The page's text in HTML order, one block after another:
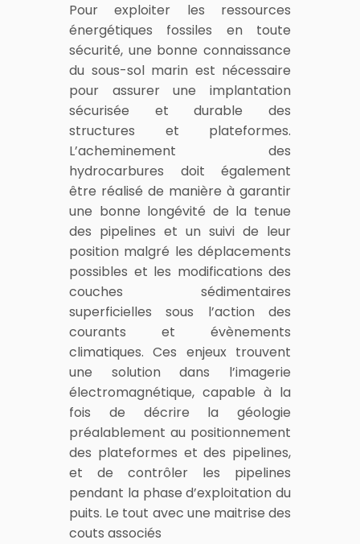
Pour exploiter les ressources
énergétiques fossiles en toute
sécurité, une bonne connaissance
du sous-sol marin est nécessaire
pour assurer une implantation
sécurisée et durable des
structures et plateformes.
L’acheminement des
hydrocarbures doit également
être réalisé de manière à garantir
une bonne longévité de la tenue
des pipelines et un suivi de leur
position malgré les déplacements
possibles et les modifications des
couches sédimentaires
superficielles sous l’action des
courants et évènements
climatiques. Ces enjeux trouvent
une solution dans l’imagerie
électromagnétique, capable à la
fois de décrire la géologie
préalablement au positionnement
des plateformes et des pipelines,
et de contrôler les pipelines
pendant la phase d’exploitation du
puits. Le tout avec une maitrise des
couts associés